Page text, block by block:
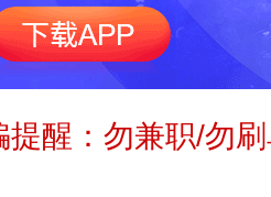
提醒：勿兼职/勿